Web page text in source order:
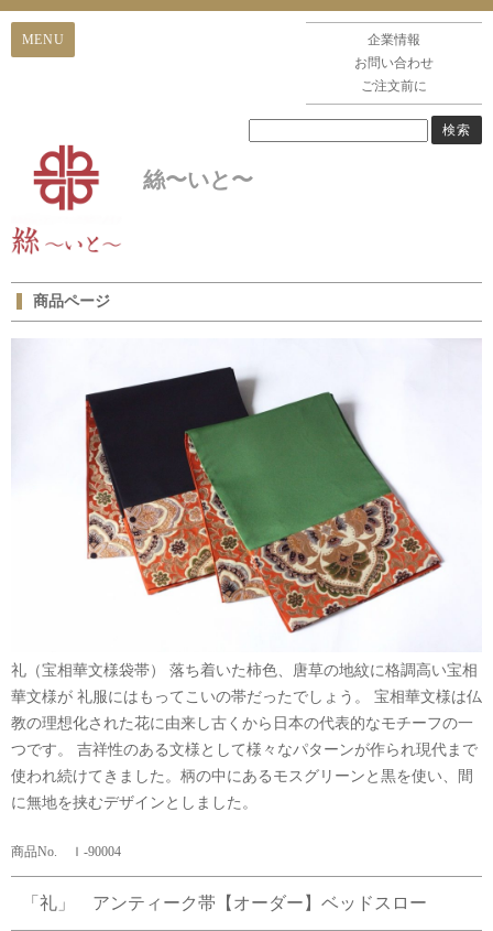
企業情報
お問い合わせ
ご注文前に
絲〜いと〜
商品ページ
礼（宝相華文様袋帯） 落ち着いた柿色、唐草の地紋に格調高い宝相
華文様が 礼服にはもってこいの帯だったでしょう。 宝相華文様は仏
教の理想化された花に由来し古くから日本の代表的なモチーフの一
つです。 吉祥性のある文様として様々なパターンが作られ現代まで
使われ続けてきました。柄の中にあるモスグリーンと黒を使い、間
に無地を挟むデザインとしました。
商品No. Ｉ-90004
「礼」 アンティーク帯【オーダー】ベッドスロー